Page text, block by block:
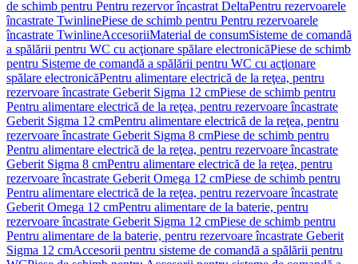
de schimb pentru Pentru rezervor încastrat DeltaPentru rezervoarele
încastrate TwinlinePiese de schimb pentru Pentru rezervoarele
încastrate TwinlineAccesoriiMaterial de consumSisteme de comandă
a spălării pentru WC cu acţionare spălare electronicăPiese de schimb
pentru Sisteme de comandă a spălării pentru WC cu acţionare
spălare electronicăPentru alimentare electrică de la reţea, pentru
rezervoare încastrate Geberit Sigma 12 cmPiese de schimb pentru
Pentru alimentare electrică de la reţea, pentru rezervoare încastrate
Geberit Sigma 12 cmPentru alimentare electrică de la reţea, pentru
rezervoare încastrate Geberit Sigma 8 cmPiese de schimb pentru
Pentru alimentare electrică de la reţea, pentru rezervoare încastrate
Geberit Sigma 8 cmPentru alimentare electrică de la reţea, pentru
rezervoare încastrate Geberit Omega 12 cmPiese de schimb pentru
Pentru alimentare electrică de la reţea, pentru rezervoare încastrate
Geberit Omega 12 cmPentru alimentare de la baterie, pentru
rezervoare încastrate Geberit Sigma 12 cmPiese de schimb pentru
Pentru alimentare de la baterie, pentru rezervoare încastrate Geberit
Sigma 12 cmAccesorii pentru sisteme de comandă a spălării pentru